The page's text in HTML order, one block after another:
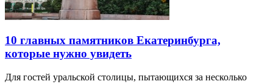
10 главных памятников Екатеринбурга,
которые нужно увидеть
Для гостей уральской столицы, пытающихся за несколько